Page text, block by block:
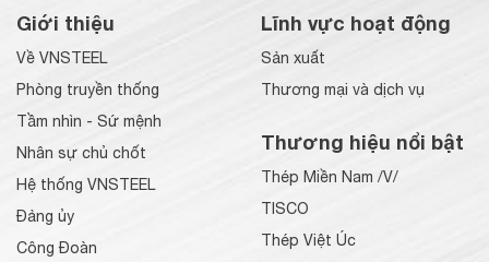
Giới thiệu
Về VNSTEEL
Phòng truyền thống
Tầm nhìn - Sứ mệnh
Nhân sự chủ chốt
Hệ thống VNSTEEL
Đảng ủy
Công Đoàn
Lĩnh vực hoạt động
Sản xuất
Thương mại và dịch vụ
Thương hiệu nổi bật
Thép Miền Nam /V/
TISCO
Thép Việt Úc